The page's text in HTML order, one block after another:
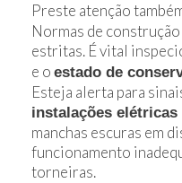
Preste atenção
Normas de
estritas. É vital
e o estado de
Esteja alerta para
instalações
manchas escuras em
funcionamento
torneiras.